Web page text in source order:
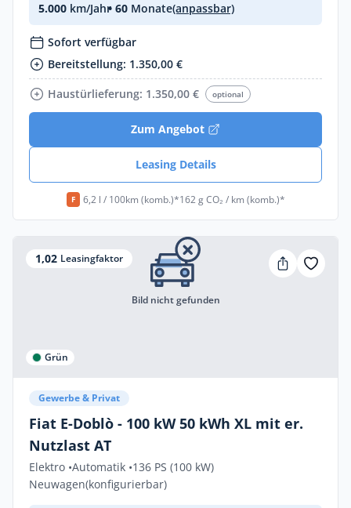
5.000 km/Jahr• 60 Monate(anpassbar)
Sofort verfügbar
Bereitstellung: 1.350,00 €
Haustürlieferung: 1.350,00 €
optional
Zum Angebot
Leasing Details
F 6,2 l / 100km (komb.)*162 g CO₂ / km (komb.)*
1,02 Leasingfaktor
Grün
Bild nicht gefunden
Gewerbe & Privat
Fiat E-Doblò - 100 kW 50 kWh XL mit er.
Nutzlast AT
Elektro •Automatik •136 PS (100 kW)
Neuwagen(konfigurierbar)